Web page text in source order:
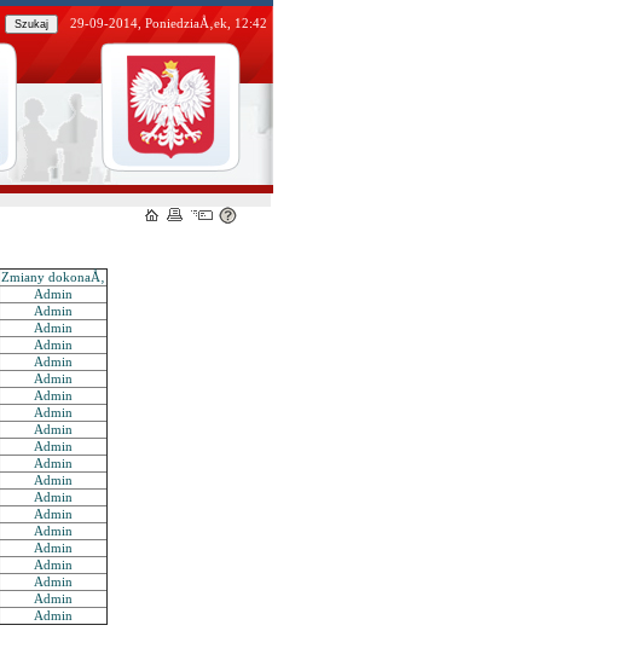
29-09-2014, PoniedziaÅ‚ek, 12:42
Zmiany dokonaÅ‚
Admin
Admin
Admin
Admin
Admin
Admin
Admin
Admin
Admin
Admin
Admin
Admin
Admin
Admin
Admin
Admin
Admin
Admin
Admin
Admin